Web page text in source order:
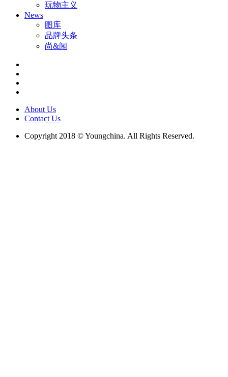
玩物主义
News
图库
品牌头条
尚&闻
About Us
Contact Us
Copyright 2018 © Youngchina. All Rights Reserved.